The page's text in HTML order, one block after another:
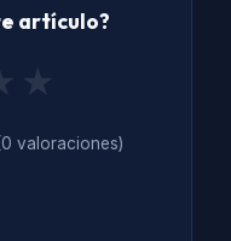
artículo?
★
valoraciones)